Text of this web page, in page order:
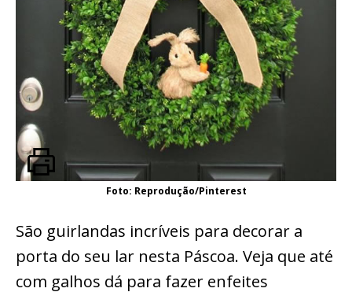
Foto: Reprodução/Pinterest
São guirlandas incríveis para decorar a
porta do seu lar nesta Páscoa. Veja que até
com galhos dá para fazer enfeites